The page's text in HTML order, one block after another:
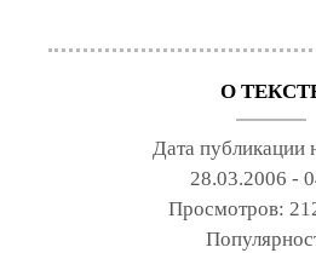
О
Дата публикации
28.03.2006 -
Просмотров: